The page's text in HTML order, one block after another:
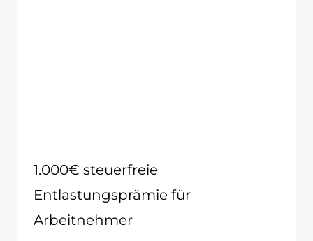
1.000€ steuerfreie
Entlastungsprämie für
Arbeitnehmer